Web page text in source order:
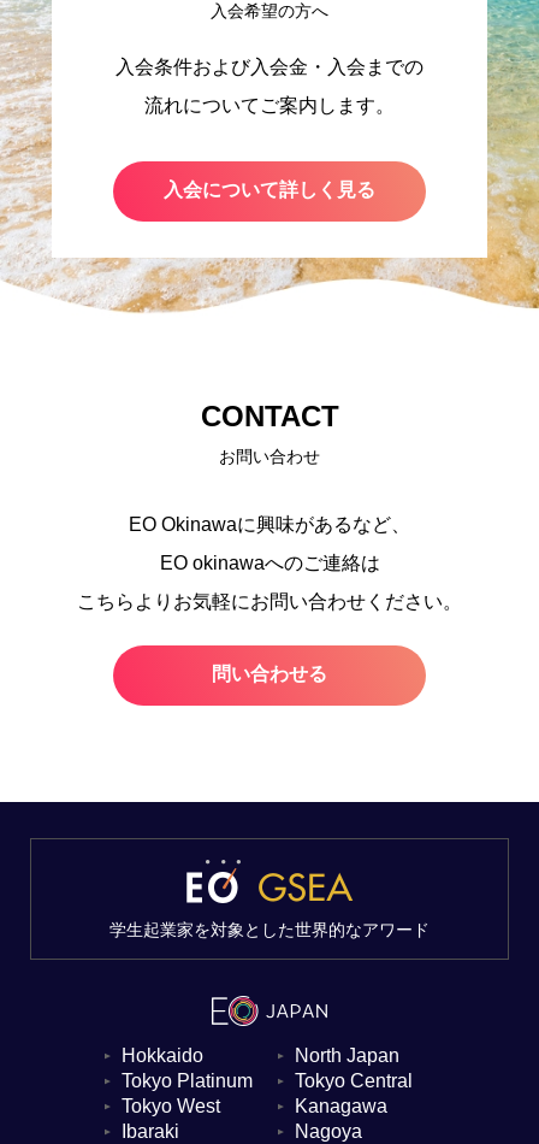
入会希望の方へ
入会条件および入会金・入会までの
流れについてご案内します。
入会について詳しく見る
CONTACT
お問い合わせ
EO Okinawaに興味があるなど、
EO okinawaへのご連絡は
こちらよりお気軽にお問い合わせください。
問い合わせる
▼ Hokkaido ▼ North Japan
▼ Tokyo Platinum ▼ Tokyo Central
▼ Tokyo West ▼ Kanagawa
▼ Ibaraki ▼ Nagoya
学生起業家を対象とした世界的なアワード